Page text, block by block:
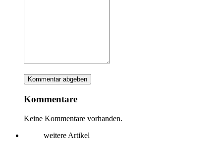
Kommentare
Keine Kommentare vorhanden.
weitere Artikel